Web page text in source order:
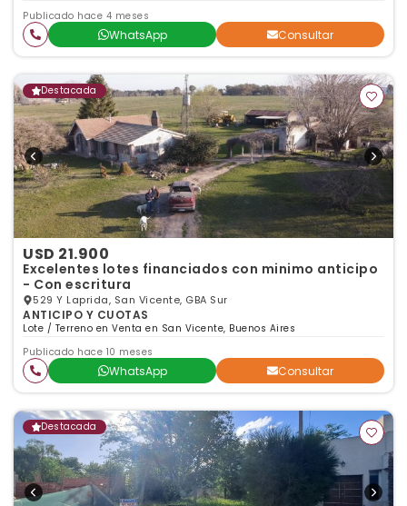
Publicado hace 4 meses
WhatsApp Consultar
Destacada
USD 21.900
Excelentes lotes financiados con minimo anticipo
- Con escritura
529 Y Laprida, San Vicente, GBA Sur
ANTICIPO Y CUOTAS
Lote / Terreno en Venta en San Vicente, Buenos Aires
Publicado hace 10 meses
WhatsApp Consultar
Destacada